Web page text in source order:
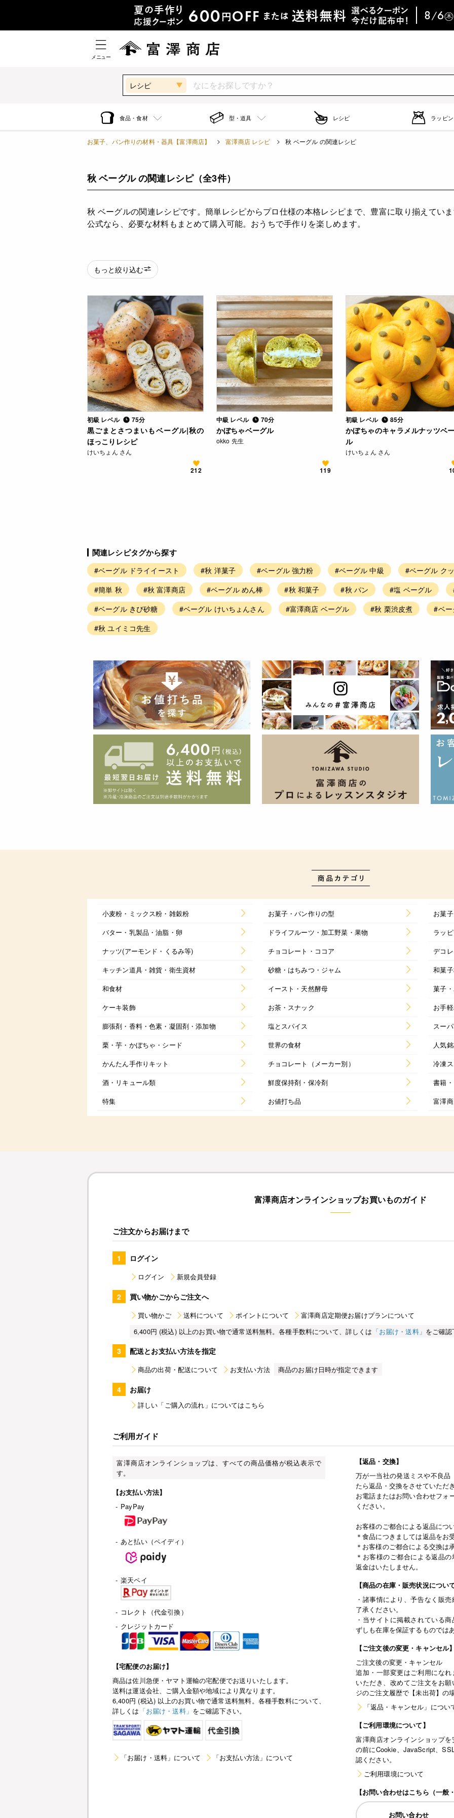
メニュー
レシピ
食品・食材 型・道具 レシピ ラッピ
お菓子、パン作りの材料・器具【富澤商店】 富澤商店 レシピ 秋 ベーグル の関連レシピ
秋 ベーグル の関連レシピ（全3件）
秋 ベーグルの関連レシピです。簡単レシピからプロ仕様の本格レシピまで、豊富に取り揃えてい
公式なら、必要な材料もまとめて購入可能。おうちで手作りを楽しめます。
もっと絞り込む
初級 レベル 75分
黒ごまとさつまいもベーグル|秋の
ほっこりレシピ
けいちょん さん
212
中級 レベル 70分
かぼちゃベーグル
okko 先生
119
初級 レベル 85分
かぼちゃのキャラメルナッツベ
ル
けいちょん さん
関連レシピタグから探す
#ベーグル ドライイースト #秋 洋菓子 #ベーグル 強力粉 #ベーグル 中級
#ベーグル ク
#簡単 秋
#秋 富澤商店 #ベーグル めん棒 #秋 和菓子 #秋 パン #塩 ベーグル
#ベーグル きび砂糖
#ベーグル けいちょんさん #富澤商店 ベーグル #秋 栗渋皮煮
#ベ
#秋 ユイミコ先生
小麦粉・ミックス粉・雑穀粉 お菓子・パン作りの型
お菓
バター・乳製品・油脂・卵
ドライフルーツ・加工野菜・果物
ラッ
ナッツ(アーモンド・くるみ等)
チョコレート・ココア
デコ
キッチン道具・雑貨・衛生資材
砂糖・はちみつ・ジャム
和菓
和食材
イースト・天然酵母
菓子
ケーキ装飾
お茶・スナック
お手
膨張剤・香料・色素・凝固剤・添加物
塩とスパイス
スー
栗・芋・かぼちゃ・シード
世界の食材
人気
かんたん手作りキット
チョコレート（メーカー別）
冷凍
酒・リキュール類
鮮度保持剤・保冷剤
書籍
特集
お値打ち品 富澤
富澤商店オンラインショップお買いものガイド
ご注文からお届けまで
1 ログイン
ログイン 新規会員登録
2 買い物かごからご注文へ
買い物かご 送料について ポイントについて
富澤商店定期便お届けプランについて
6,400円 (税込) 以上のお買い物で通常送料無料。各種手数料について、詳しくは 「お届け・送料」 をご確
3 配送とお支払い方法を指定
商品の出荷・配送について お支払い方法 商品のお届け日時が指定できます
4 お届け
詳しい「ご購入の流れ」についてはこちら
ご利用ガイド
富澤商店オンラインショップは、すべての商品価格が税込表示で
す。
【お支払い方法】
- PayPay
- あと払い（ペイディ）
- 楽天ペイ
- コレクト（代金引換）
- クレジットカード
【宅配便のお届け】
商品は佐川急便・ヤマト運輸の宅配便でお送りいたします。
送料は運送会社、ご購入金額や地域により異なります。
6,400円 (税込) 以上のお買い物で通常送料無料。各種手数料について、
詳しくは 「お届け・送料」 をご確認下さい。
「お届け・送料」について 「お支払い方法」について
【返品・交換】
万が一当社の発送ミスや不良
たら返品・交換をさせていただ
お電話またはお問い合わせフォ
ください。
お客様のご都合による返品につ
＊食品につきましては返品をお
＊お客様のご都合による交換は
＊お客様のご都合による返品
返金はいたしません。
【商品の在庫・販売状況につい
・諸事情により、予告なく販
了承ください。
・当サイトに掲載されている
ずしも在庫を保証するものでは
【ご注文後の変更・キャンセル
ご注文後の変更・キャンセル
追加・一部変更はご利用にな
いただき、改めてご注文をお
ジのご注文履歴で【未出荷】の
「返品・キャンセル」につい
【ご利用環境について】
富澤商店オンラインショップ
の前にCookie、JavaScript、
認ください。
ご利用環境について
【お問い合わせはこちら（一般
お問い合わせ